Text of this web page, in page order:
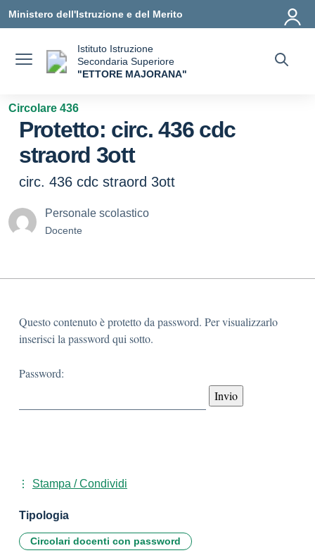
Ministero dell'Istruzione e del Merito
Istituto Istruzione
Secondaria Superiore
"ETTORE MAJORANA"
Circolare 436
Protetto: circ. 436 cdc
straord 3ott
circ. 436 cdc straord 3ott
Personale scolastico
Docente
Questo contenuto è protetto da password. Per visualizzarlo
inserisci la password qui sotto.
Password:
Stampa / Condividi
Tipologia
Circolari docenti con password